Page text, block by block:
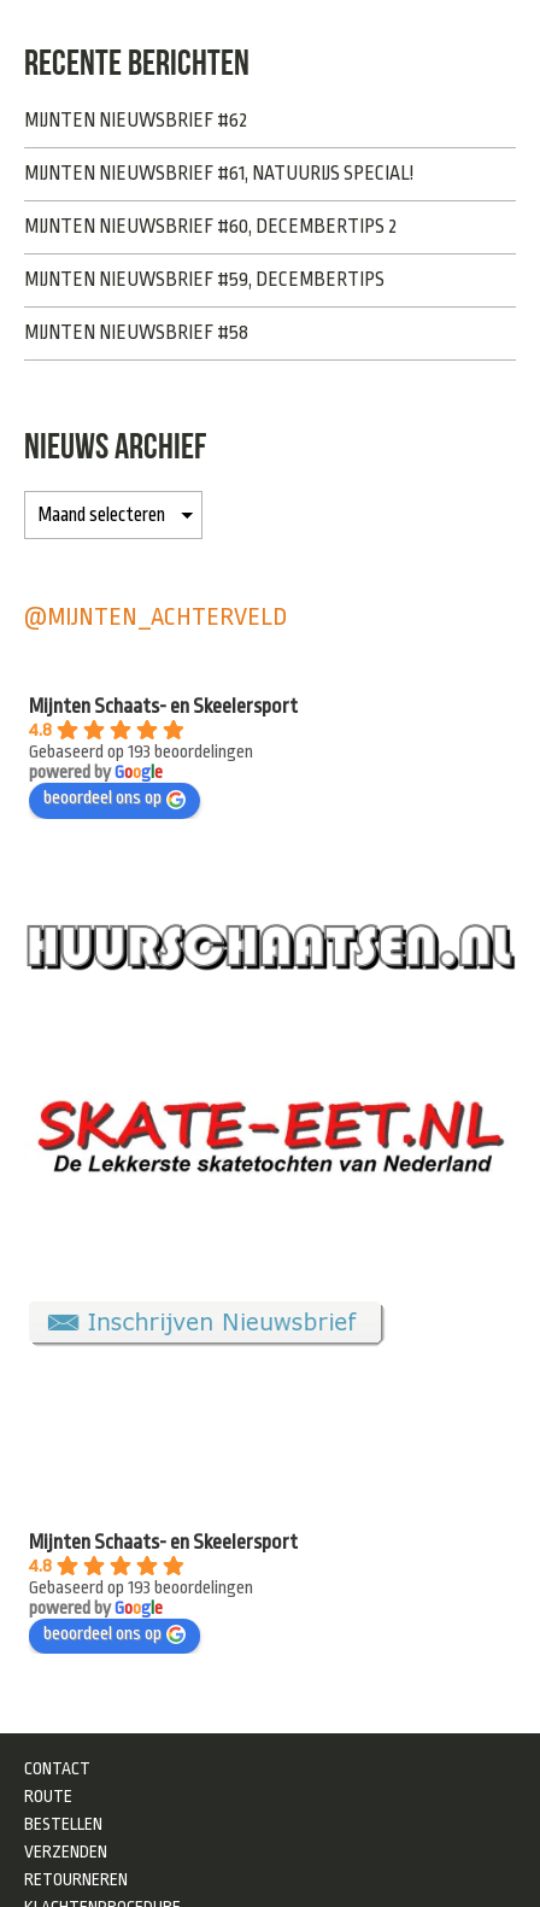
RECENTE BERICHTEN
MIJNTEN NIEUWSBRIEF #62
MIJNTEN NIEUWSBRIEF #61, NATUURIJS SPECIAL!
MIJNTEN NIEUWSBRIEF #60, DECEMBERTIPS 2
MIJNTEN NIEUWSBRIEF #59, DECEMBERTIPS
MIJNTEN NIEUWSBRIEF #58
NIEUWS ARCHIEF
@MIJNTEN_ACHTERVELD
Mijnten Schaats- en Skeelersport
4.8
Gebaseerd op 193 beoordelingen
powered byGoogle
beoordeel ons op
Mijnten Schaats- en Skeelersport
4.8
Gebaseerd op 193 beoordelingen
powered byGooge
beoordeel ons op
CONTACT
ROUTE
BESTELLEN
VERZENDEN
RETOURNEREN